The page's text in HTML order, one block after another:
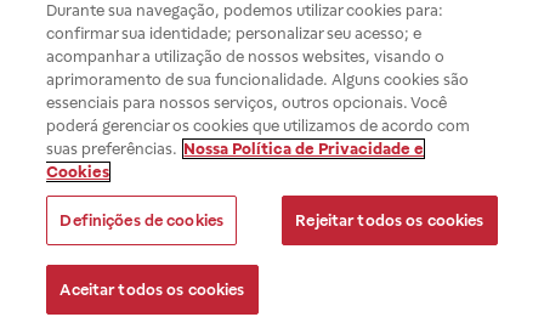
Durante sua navegação, podemos utilizar cookies para:
confirmar sua identidade; personalizar seu acesso; e
acompanhar a utilização de nossos websites, visando o
aprimoramento de sua funcionalidade. Alguns cookies são
essenciais para nossos serviços, outros opcionais. Você
poderá gerenciar os cookies que utilizamos de acordo com
suas preferências. Nossa Política de Privacidade e
Cookies
Definições de cookies Rejeitar todos os cookies
Aceitar todos os cookies